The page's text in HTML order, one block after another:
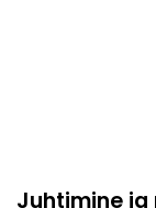
Juhtimine ja